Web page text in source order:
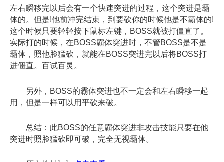
左右瞬移完以后会有一个快速突进的过程，这个突进是霸
体的。但是!他前冲完结束，到要砍你的时候他是不霸体的!
这个时候只要轻轻按下鼠标左键，BOSS就被打僵直了。
实际打的时候，在BOSS霸体突进时，不管BOSS是不是
霸体，照他脸猛砍，就能在BOSS突进完以后将BOSS打
进僵直。百试百灵。
另外，BOSS的霸体突进也不一定会和左右瞬移一起
用，但是一样可以用平砍来破。
总结：此BOSS的任意霸体突进非攻击技能只要在他
突进时照脸猛砍即可破，完全无视霸体。